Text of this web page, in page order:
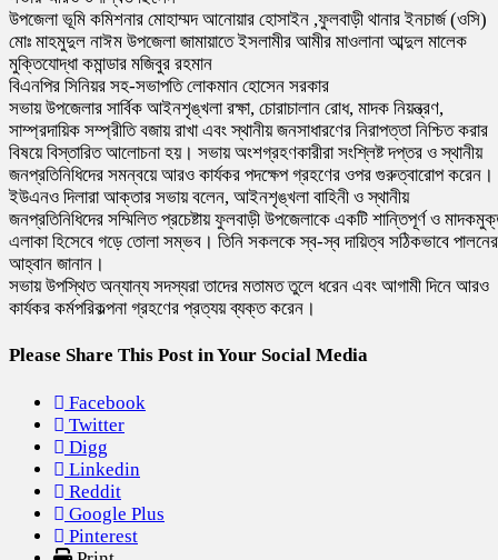
উপজেলা ভূমি কমিশনার মোহাম্মদ আনোয়ার হোসাইন ,ফুলবাড়ী থানার ইনচার্জ (ওসি)
মোঃ মাহমুদুল নাঈম উপজেলা জামায়াতে ইসলামীর আমীর মাওলানা আব্দুল মালেক
মুক্তিযোদ্ধা কমান্ডার মজিবুর রহমান
বিএনপির সিনিয়র সহ-সভাপতি লোকমান হোসেন সরকার
সভায় উপজেলার সার্বিক আইনশৃঙ্খলা রক্ষা, চোরাচালান রোধ, মাদক নিয়ন্ত্রণ,
সাম্প্রদায়িক সম্প্রীতি বজায় রাখা এবং স্থানীয় জনসাধারণের নিরাপত্তা নিশ্চিত করার
বিষয়ে বিস্তারিত আলোচনা হয়। সভায় অংশগ্রহণকারীরা সংশ্লিষ্ট দপ্তর ও স্থানীয়
জনপ্রতিনিধিদের সমন্বয়ে আরও কার্যকর পদক্ষেপ গ্রহণের ওপর গুরুত্বারোপ করেন।
ইউএনও দিলারা আক্তার সভায় বলেন, আইনশৃঙ্খলা বাহিনী ও স্থানীয়
জনপ্রতিনিধিদের সম্মিলিত প্রচেষ্টায় ফুলবাড়ী উপজেলাকে একটি শান্তিপূর্ণ ও
এলাকা হিসেবে গড়ে তোলা সম্ভব। তিনি সকলকে স্ব-স্ব দায়িত্ব সঠিকভাবে পালনের
আহ্বান জানান।
সভায় উপস্থিত অন্যান্য সদস্যরা তাদের মতামত তুলে ধরেন এবং আগামী দিনে আরও
কার্যকর কর্মপরিকল্পনা গ্রহণের প্রত্যয় ব্যক্ত করেন।
Please Share This Post in Your Social Media
Facebook
Twitter
Digg
Linkedin
Reddit
Google Plus
Pinterest